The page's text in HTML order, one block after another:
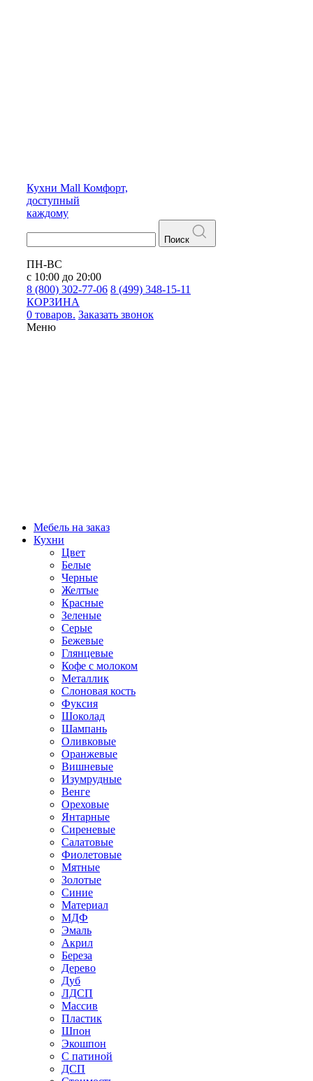
Кухни Mall Комфорт,
доступный
каждому
Поиск
ПН-ВС
с 10:00 до 20:00
8 (800) 302-77-06 8 (499) 348-15-11
КОРЗИНА
0 товаров. Заказать звонок
Меню
Мебель на заказ
Кухни
Цвет
Белые
Черные
Желтые
Красные
Зеленые
Серые
Бежевые
Глянцевые
Кофе с молоком
Металлик
Слоновая кость
Фуксия
Шоколад
Шампань
Оливковые
Оранжевые
Вишневые
Изумрудные
Венге
Ореховые
Янтарные
Сиреневые
Салатовые
Фиолетовые
Мятные
Золотые
Синие
Материал
МДФ
Эмаль
Акрил
Береза
Дерево
Дуб
ЛДСП
Массив
Пластик
Шпон
Экошпон
С патиной
ДСП